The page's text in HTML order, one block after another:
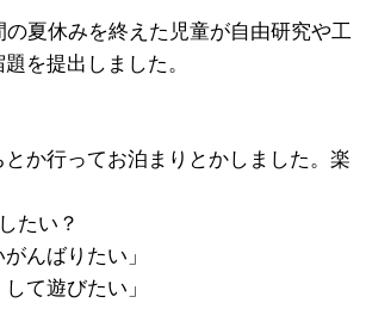
夏休みを終えた児童が自由研究や工
を提出しました。
とか行ってお泊まりとかしました。楽
たい？
んばりたい」
て遊びたい」